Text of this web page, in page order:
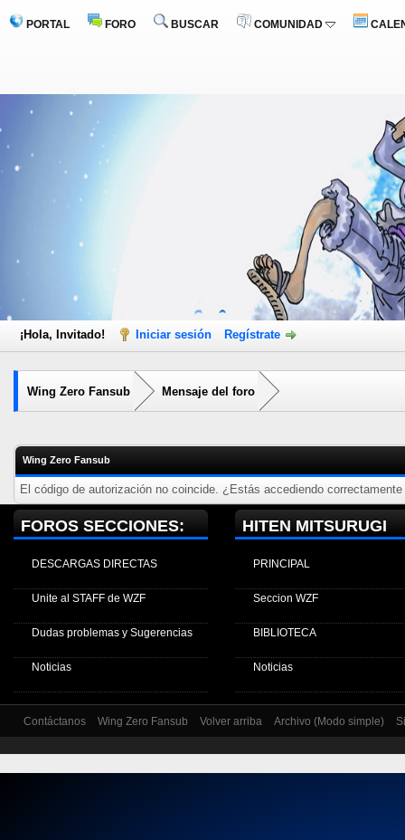
PORTAL FORO BUSCAR COMUNIDAD
¡Hola, Invitado! Iniciar sesión Regístrate
Wing Zero Fansub Mensaje del foro
Wing Zero Fansub
El código de autorización no coincide. ¿Estás accediendo
FOROS SECCIONES:
DESCARGAS DIRECTAS
Unite al STAFF de WZF
Dudas problemas y Sugerencias
Noticias
HITEN MITSURUGI
PRINCIPAL
Seccion WZF
BIBLIOTECA
Noticias
Contáctanos Wing Zero Fansub Volver arriba Archivo (Modo simple)